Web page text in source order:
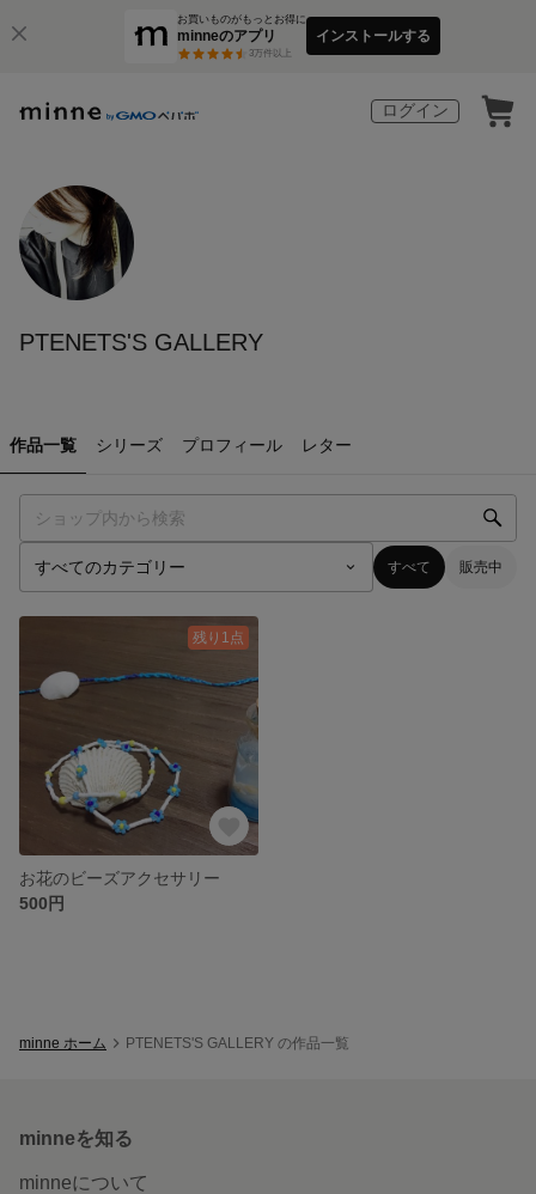
お買いものがもっとお得に
minneのアプリ
3万件以上
インストールする
ログイン
PTENETS'S GALLERY
作品一覧 シリーズ プロフィール レター
すべて 販売中
残り1点
お花のビーズアクセサリー
500円
minne ホーム PTENETS'S GALLERY の作品一覧
minneを知る
minneについて